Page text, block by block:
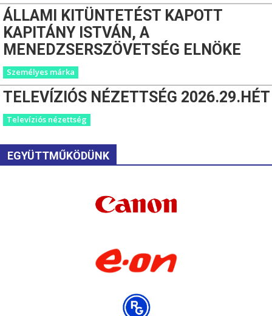
ÁLLAMI KITÜNTETÉST KAPOTT
KAPITÁNY ISTVÁN, A
MENEDZSERSZÖVETSÉG ELNÖKE
Személyes márka
TELEVÍZIÓS NÉZETTSÉG 2026.29.HÉT
Televíziós nézettség
EGYÜTTMŰKÖDÜNK